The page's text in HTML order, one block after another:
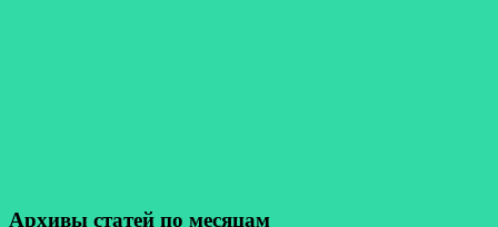
Архивы статей по месяцам